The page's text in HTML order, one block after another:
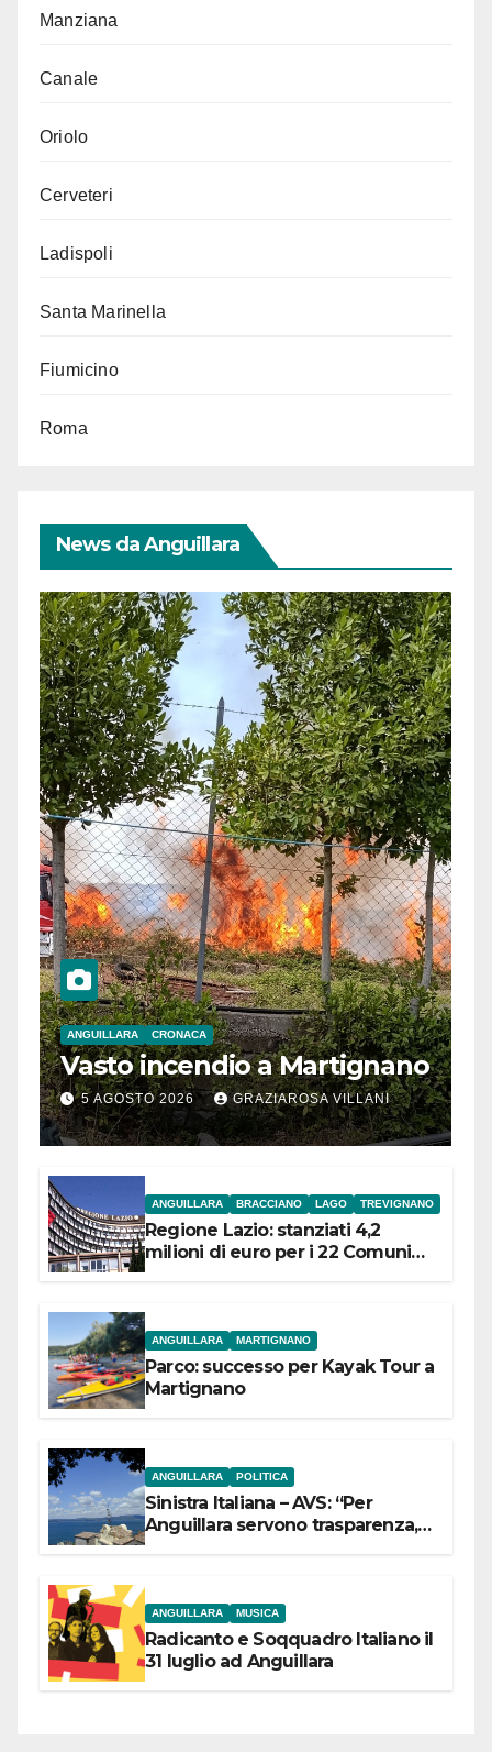
Manziana
Canale
Oriolo
Cerveteri
Ladispoli
Santa Marinella
Fiumicino
Roma
News da Anguillara
ANGUILLARA CRONACA
Vasto incendio a Martignano
5 AGOSTO 2026 GRAZIAROSA VILLANI
ANGUILLARA BRACCIANO LAGO TREVIGNANO
Regione Lazio: stanziati 4,2
milioni di euro per i 22 Comuni
ANGUILLARA MARTIGNANO
Parco: successo per Kayak Tour a
Martignano
ANGUILLARA POLITICA
Sinistra Italiana – AVS: “Per
Anguillara servono trasparenza,
ANGUILLARA MUSICA
Radicanto e Soqquadro Italiano il
31 luglio ad Anguillara